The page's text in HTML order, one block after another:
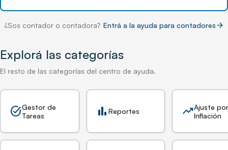
¿Sos contador o contadora? Entrá a la ayuda para contadores arrow_forward
Explorá las categorías
El resto de las categorías del centro de ayuda.
task_altGestor de
Tareas
bar_chart Reportes trending_upAjuste por
Inflación